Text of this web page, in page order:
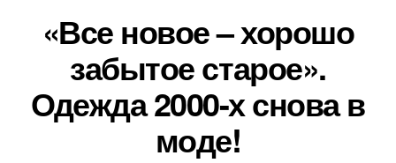
«Все новое – хорошо
забытое старое».
Одежда 2000-х снова в
моде!